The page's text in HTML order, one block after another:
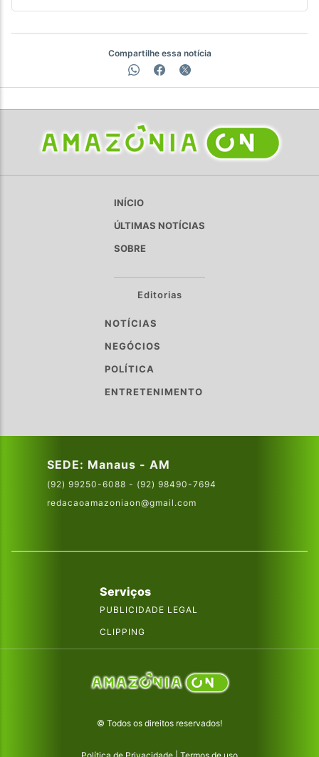
Compartilhe essa notícia
INÍCIO
ÚLTIMAS NOTÍCIAS
SOBRE
Editorias
NOTÍCIAS
NEGÓCIOS
POLÍTICA
ENTRETENIMENTO
SEDE: Manaus - AM
(92) 99250-6088 - (92) 98490-7694
redacaoamazoniaon@gmail.com
Serviços
PUBLICIDADE LEGAL
CLIPPING
© Todos os direitos reservados!